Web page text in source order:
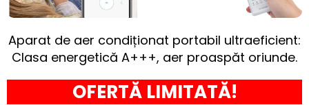
Aparat de aer condiționat portabil ultraeficient:
Clasa energetică A+++, aer proaspăt oriunde.
OFERTĂ LIMITATĂ!